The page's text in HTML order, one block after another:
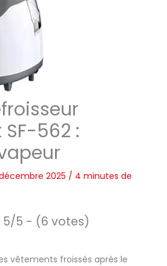
562 :
2025 / 4 minutes de
5/5 - (6 votes)
vêtements froissés après le